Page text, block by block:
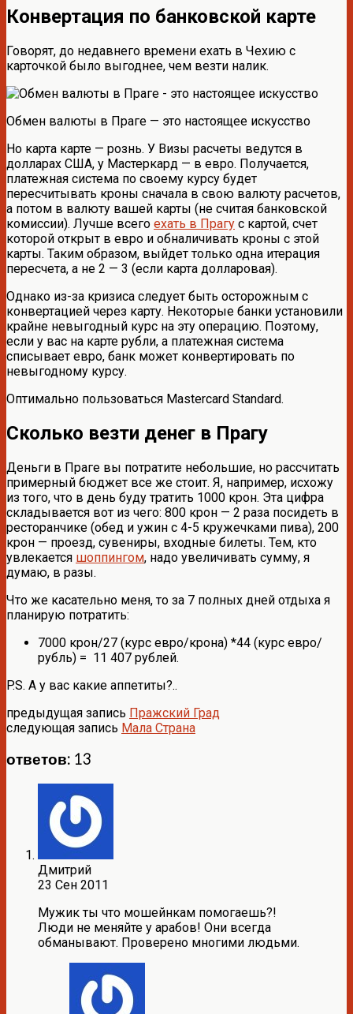
Конвертация по банковской карте
Говорят, до недавнего времени ехать в Чехию с
карточкой было выгоднее, чем везти налик.
Обмен валюты в Праге — это настоящее искусство
Но карта карте — рознь. У Визы расчеты ведутся в
долларах США, у Мастеркард — в евро. Получается,
платежная система по своему курсу будет
пересчитывать кроны сначала в свою валюту расчетов,
а потом в валюту вашей карты (не считая банковской
комиссии). Лучше всего ехать в Прагу с картой, счет
которой открыт в евро и обналичивать кроны с этой
карты. Таким образом, выйдет только одна итерация
пересчета, а не 2 — 3 (если карта долларовая).
Однако из-за кризиса следует быть осторожным с
конвертацией через карту. Некоторые банки установили
крайне невыгодный курс на эту операцию. Поэтому,
если у вас на карте рубли, а платежная система
списывает евро, банк может конвертировать по
невыгодному курсу.
Оптимально пользоваться Mastercard Standard.
Сколько везти денег в Прагу
Деньги в Праге вы потратите небольшие, но рассчитать
примерный бюджет все же стоит. Я, например, исхожу
из того, что в день буду тратить 1000 крон. Эта цифра
складывается вот из чего: 800 крон — 2 раза посидеть в
ресторанчике (обед и ужин с 4-5 кружечками пива), 200
крон — проезд, сувениры, входные билеты. Тем, кто
увлекается шоппингом, надо увеличивать сумму, я
думаю, в разы.
Что же касательно меня, то за 7 полных дней отдыха я
планирую потратить:
7000 крон/27 (курс евро/крона) *44 (курс евро/
рубль) = 11 407 рублей.
P.S. А у вас какие аппетиты?..
предыдущая запись Пражский Град
следующая запись Мала Страна
ответов: 13
Дмитрий
23 Сен 2011
Мужик ты что мошейнкам помогаешь?!
Люди не меняйте у арабов! Они всегда
обманывают. Проверено многими людьми.